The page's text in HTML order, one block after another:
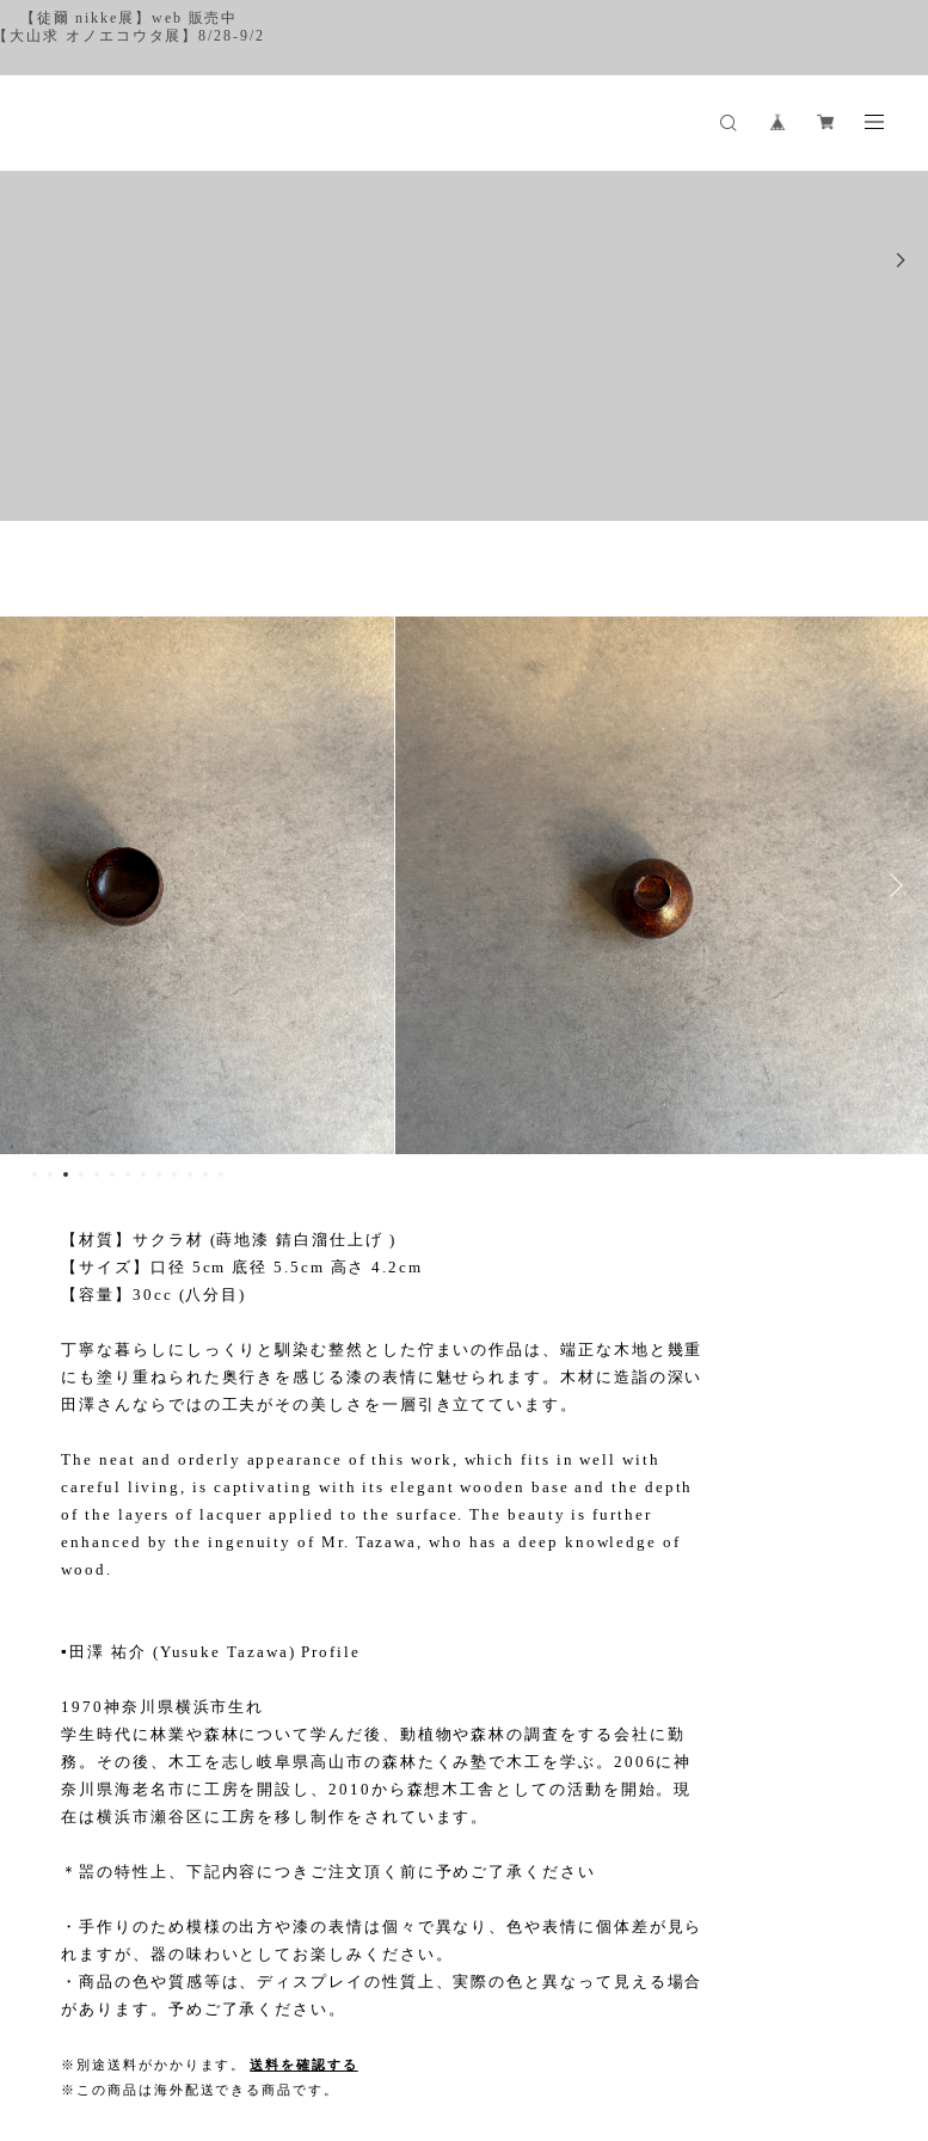
【徒爾 nikke展】web 販売中
【大山求 オノエコウタ展】8/28-9/2
【材質】サクラ材 (蒔地漆 錆白溜仕上げ )
【サイズ】口径 5cm 底径 5.5cm 高さ 4.2cm
【容量】30cc (八分目)
丁寧な暮らしにしっくりと馴染む整然とした佇まいの作品は、端正な木地と幾重
にも塗り重ねられた奥行きを感じる漆の表情に魅せられます。木材に造詣の深い
田澤さんならではの工夫がその美しさを一層引き立てています。
The neat and orderly appearance of this work, which fits in well with
careful living, is captivating with its elegant wooden base and the depth
of the layers of lacquer applied to the surface. The beauty is further
enhanced by the ingenuity of Mr. Tazawa, who has a deep knowledge of
wood.
▪️田澤 祐介 (Yusuke Tazawa) Profile
1970神奈川県横浜市生れ
学生時代に林業や森林について学んだ後、動植物や森林の調査をする会社に勤
務。その後、木工を志し岐阜県高山市の森林たくみ塾で木工を学ぶ。2006に神
奈川県海老名市に工房を開設し、2010から森想木工舎としての活動を開始。現
在は横浜市瀬谷区に工房を移し制作をされています。
＊噐の特性上、下記内容につきご注文頂く前に予めご了承ください
・手作りのため模様の出方や漆の表情は個々で異なり、色や表情に個体差が見ら
れますが、器の味わいとしてお楽しみください。
・商品の色や質感等は、ディスプレイの性質上、実際の色と異なって見える場合
があります。予めご了承ください。
※別途送料がかかります。
送料を確認する
※この商品は海外配送できる商品です。